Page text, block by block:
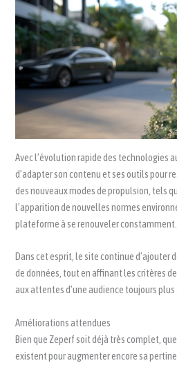
Avec l’évolution rapide des technologies
d’adapter son contenu et ses outils pour
des nouveaux modes de propulsion, tels
l’apparition de nouvelles normes
plateforme à se renouveler constamment.
Dans cet esprit, le site continue d’ajouter
de données, tout en affinant les critères
aux attentes d’une audience toujours plus
Améliorations attendues
Bien que Zeperf soit déjà très complet,
existent pour augmenter encore sa